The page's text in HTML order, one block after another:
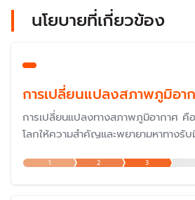
นโยบายที่เกี่ยวข้อง
การเปลี่ยนแปลงสภาพภูมิอา
การเปลี่ยนแปลงทางสภาพภูมิอากาศ คื
โลกให้ความสำคัญและพยายามหาทางรั
ประกาศสานต่อนโยบาย Carbon
ทางคาร์บอน) เพื่อให้ประเทศไทยเป็นผู้น
ลดการปล่อยก๊าซคาร์บอนไดออกไซด์ โ
1 2 3